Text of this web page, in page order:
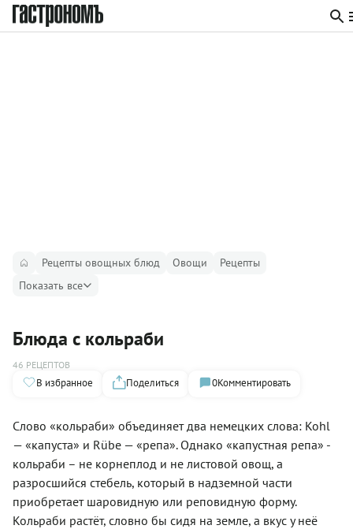
Рецепты овощных блюд Овощи
Рецепты
Показать все
Блюда с кольраби
46 РЕЦЕПТОВ
В избранное Поделиться 0Комментировать
Слово «кольраби» объединяет два немецких слова: Kohl
— «капуста» и Rübe — «репа». Однако «капустная репа» -
кольраби – не корнеплод и не листовой овощ, а
разросшийся стебель, который в надземной части
приобретает шаровидную или реповидную форму.
Кольраби растёт, словно бы сидя на земле, а вкус у неё